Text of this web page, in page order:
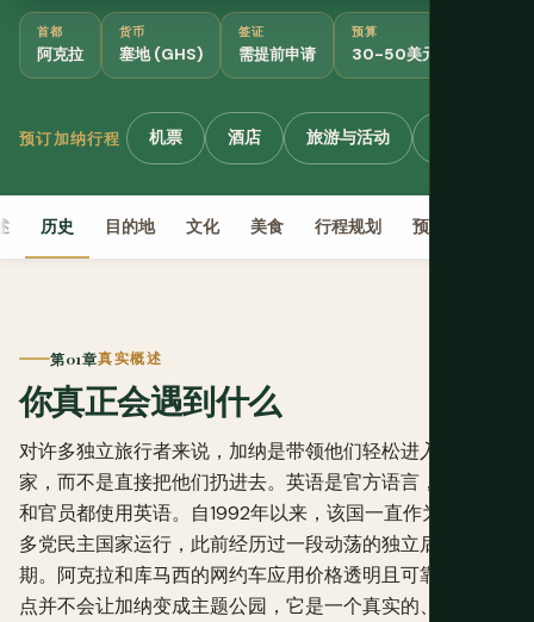
首都
阿克拉
货币
塞地 (GHS)
签证
需提前申请
预算
30-50美元/天
预订加纳行程 机票 酒店 旅游与活动
历史 目的地 文化 美食 行程规划 预算
第01章真实概述
你真正会遇到什么
对许多独立旅行者来说，加纳是带领他们轻松进入西非的国
家，而不是直接把他们扔进去。英语是官方语言，所有路牌
和官员都使用英语。自1992年以来，该国一直作为稳定的
多党民主国家运行，此前经历过一段动荡的独立后政变时
期。阿克拉和库马西的网约车应用价格透明且可靠。这些特
点并不会让加纳变成主题公园，它是一个真实的、复杂的、